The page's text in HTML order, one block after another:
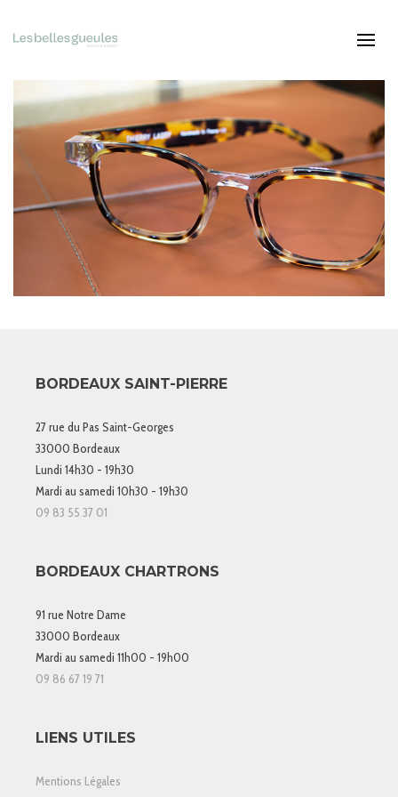
BORDEAUX SAINT-PIERRE
27 rue du Pas Saint-Georges
33000 Bordeaux
Lundi 14h30 - 19h30
Mardi au samedi 10h30 - 19h30
09 83 55 37 01
BORDEAUX CHARTRONS
91 rue Notre Dame
33000 Bordeaux
Mardi au samedi 11h00 - 19h00
09 86 67 19 71
LIENS UTILES
Mentions Légales